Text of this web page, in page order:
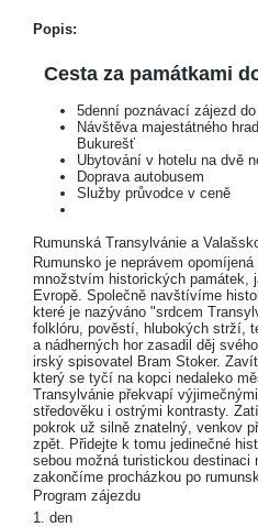
Popis:
Cesta za památkami
5denní poznávací zájezd
Návštěva majestátného
Bukurešť
Ubytování v hotelu na dvě
Doprava autobusem
Služby průvodce v ceně
Rumunská Transylvánie a
Rumunsko je neprávem
množstvím historických památek,
Evropě. Společně navštívíme
které je nazýváno "srdcem
folklóru, pověstí, hlubokých strží,
a nádherných hor zasadil děj
irský spisovatel Bram Stoker.
který se tyčí na kopci nedaleko
Transylvánie překvapí
středověku i ostrými kontrasty.
pokrok už silně znatelný, venkov
zpět. Přidejte k tomu jedinečné
sebou možná turistickou
zakončíme procházkou po
Program zájezdu
1. den